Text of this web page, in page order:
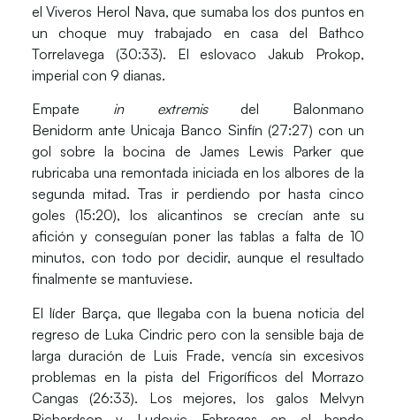
elViveros Herol Nava, que sumaba los dos puntos en
un choque muy trabajado en casa del Bathco
Torrelavega (30:33). El eslovaco Jakub Prokop,
imperial con 9 dianas.
Empate in extremisdel Balonmano
Benidorm anteUnicaja Banco Sinfín (27:27) con un
gol sobre la bocina de James Lewis Parker que
rubricaba una remontada iniciada en los albores de la
segunda mitad. Tras ir perdiendo por hasta cinco
goles (15:20), los alicantinos se crecían ante su
afición y conseguían poner las tablas a falta de 10
minutos, con todo por decidir, aunque el resultado
finalmente se mantuviese.
El líder Barça, que llegaba con la buena noticia del
regreso de Luka Cindric pero con la sensible baja de
larga duración de Luis Frade, vencía sin excesivos
problemas en la pista del Frigoríficos del Morrazo
Cangas (26:33). Los mejores, los galos Melvyn